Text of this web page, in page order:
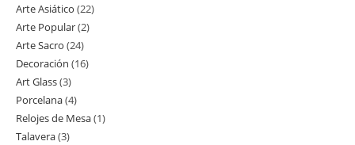
Arte Asiático 2222
Arte Popular 22
Arte Sacro 2424
productos
Decoración 1616
Art Glass 33
productos
Porcelana 44
productos
Relojes de Mesa 11
Talavera 33